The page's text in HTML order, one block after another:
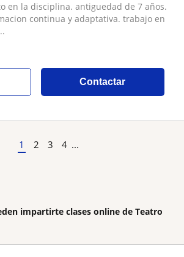
en la disciplina. antiguedad de 7 años.
continua y adaptativa. trabajo en
Contactar
1 2 3 4 ...
impartirte clases online de Teatro